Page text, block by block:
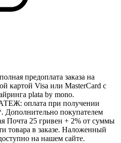
предоплата заказа на
картой Visa или MasterCard с
plata by mono.
оплата при получении
Дополнительно покупателем
Почта 25 гривен + 2% от суммы
товара в заказе. Наложенный
на нашем сайте.